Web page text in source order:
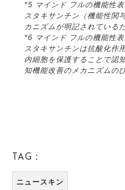
*5 マインド フルの機能性
スタキサンチン（機能性関
カニズムが明記されているた
*6 マインド フルの機能性
スタキサンチンは抗酸化作
内細胞を保護することで認
知機能改善のメカニズムの
TAG：
ニュースキン